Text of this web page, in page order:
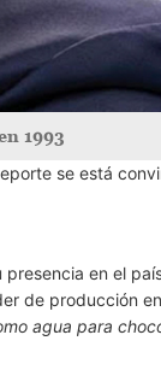
1993
se está
en el
de producción
agua para